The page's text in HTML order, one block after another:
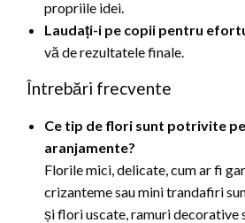
propriile idei.
Laudați-i pe copii pentru
vă de rezultatele finale.
Întrebări frecvente
Ce tip de flori sunt potrivite
aranjamente?
Florile mici, delicate, cum ar fi
crizanteme sau mini trandafiri
și flori uscate, ramuri decorative